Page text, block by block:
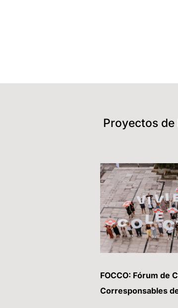
Proyectos
FOCCO: Fórum de
Corresponsables